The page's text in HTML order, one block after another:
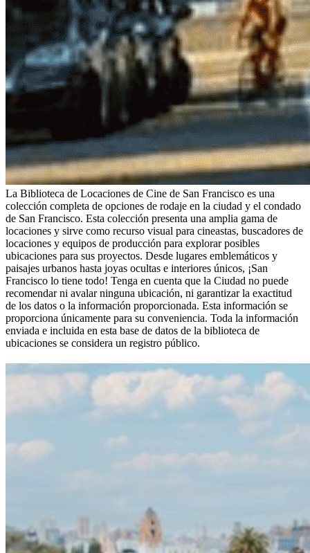
La Biblioteca de Locaciones de Cine de San Francisco es una
colección completa de opciones de rodaje en la ciudad y el condado
de San Francisco. Esta colección presenta una amplia gama de
locaciones y sirve como recurso visual para cineastas, buscadores de
locaciones y equipos de producción para explorar posibles
ubicaciones para sus proyectos. Desde lugares emblemáticos y
paisajes urbanos hasta joyas ocultas e interiores únicos, ¡San
Francisco lo tiene todo! Tenga en cuenta que la Ciudad no puede
recomendar ni avalar ninguna ubicación, ni garantizar la exactitud
de los datos o la información proporcionada. Esta información se
proporciona únicamente para su conveniencia. Toda la información
enviada e incluida en esta base de datos de la biblioteca de
ubicaciones se considera un registro público.